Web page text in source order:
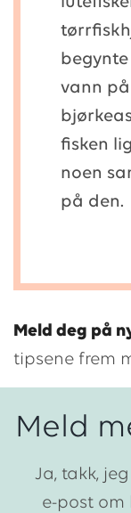
vann
fisken
noen
på den.
Meld deg på
tipsene frem
Meld
Ja, takk,
e-post om